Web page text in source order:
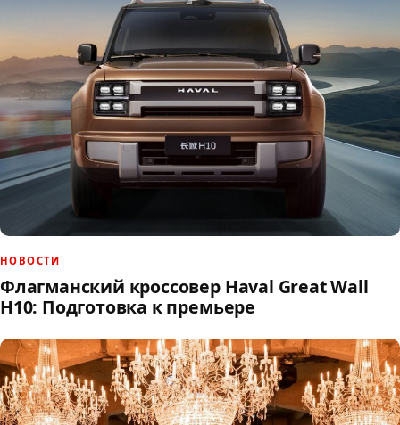
НОВОСТИ
Флагманский кроссовер Haval Great Wall
H10: Подготовка к премьере